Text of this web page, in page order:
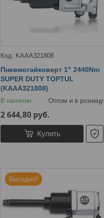
KAAA321808
Пневмогайковерт 1" 2440Nm
SUPER DUTY TOPTUL
(KAAA321808)
В наличии Оптом и в розницу
2 644,80 руб.
Купить
Выгодно!